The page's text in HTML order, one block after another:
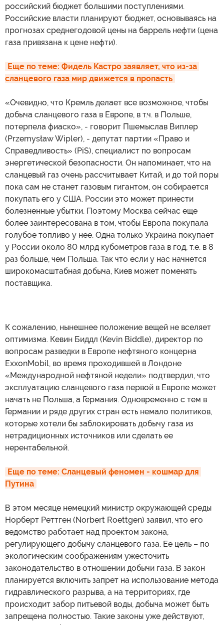
российский бюджет большими поступлениями.
Российские власти планируют бюджет, основываясь на
прогнозах среднегодовой цены на баррель нефти (цена
газа привязана к цене нефти).
Еще по теме: Фидель Кастро заявляет, что из-за
сланцевого газа мир движется в пропасть
«Очевидно, что Кремль делает все возможное, чтобы
добыча сланцевого газа в Европе, в т.ч. в Польше,
потерпела фиаско», - говорит Пшемыслав Виплер
(Przemysław Wipler), - депутат партии «Право и
Справедливость» (PiS), специалист по вопросам
энергетической безопасности. Он напоминает, что на
сланцевый газ очень рассчитывает Китай, и до той поры
пока сам не станет газовым гигантом, он собирается
покупать его у США. России это может принести
болезненные убытки. Поэтому Москва сейчас еще
более заинтересована в том, чтобы Европа покупала
голубое топливо у нее. Одна только Украина покупает
у России около 80 млрд кубометров газа в год, т.е. в 8
раз больше, чем Польша. Так что если у нас начнется
широкомасштабная добыча, Киев может поменять
поставщика.
К сожалению, нынешнее положение вещей не вселяет
оптимизма. Кевин Биддл (Kevin Biddle), директор по
вопросам разведки в Европе нефтяного концерна
ExxonMobil, во время проходившей в Лондоне
«Международной нефтяной недели» подтвердил, что
эксплуатацию сланцевого газа первой в Европе может
начать не Польша, а Германия. Одновременно с тем в
Германии и ряде других стран есть немало политиков,
которые хотели бы заблокировать добычу газа из
нетрадиционных источников или сделать ее
нерентабельной.
Еще по теме: Сланцевый феномен - кошмар для
Путина
В этом месяце немецкий министр окружающей среды
Норберт Реттген (Norbert Roettgen) заявил, что его
ведомство работает над проектом закона,
регулирующего добычу сланцевого газа. Ее цель – по
экологическим соображениям ужесточить
законодательство в отношении добычи газа. В закон
планируется включить запрет на использование метода
гидравлического разрыва, а на территориях, где
происходит забор питьевой воды, добыча может быть
запрещена полностью. Такие законы уже действуют,